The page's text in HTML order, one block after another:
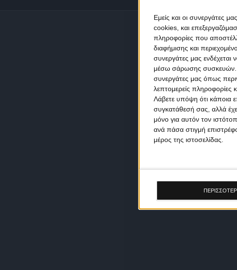
Εμείς και οι συνεργάτες
cookies, και
πληροφορίες που
διαφήμισης και
συνεργάτες μας
μέσω σάρωσης συσκευών.
συνεργάτες μας όπως
λεπτομερείς πληροφορίες
Λάβετε υπόψη ότι κάποια
συγκατάθεσή σας, αλλά
μόνο για αυτόν τον
ανά πάσα στιγμή
μέρος της ιστοσελίδας.